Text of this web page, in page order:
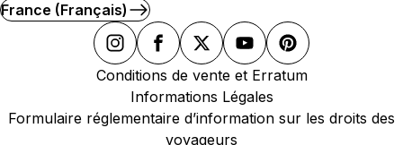
France (Français)
Conditions de vente et Erratum
Informations Légales
Formulaire réglementaire d’information sur les droits des
voyageurs